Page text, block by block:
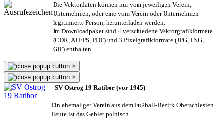
Die Vektordaten können nur vom jeweiligen Verein,
Unternehmen, oder eine vom Verein oder Unternehmen
legitimierte Person, herunterladen werden.
Im Downloadpaket sind 4 verschiedene Vektorgrafikformate
(CDR, AI EPS, PDF) und 3 Pixelgrafikformate (JPG, PNG,
GIF) enthalten.
×
×
SV Ostrog 19 Ratibor (vor 1945)
Ein ehemaliger Verein aus dem Fußball-Bezirk Oberschlesien.
Heute ist das Gebiet polnisch.